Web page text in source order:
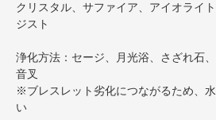
クリスタル、サファイア、アイオライ
ジスト
浄化方法：セージ、月光浴、さざれ石
音叉
※ブレスレット劣化につながるため、
い